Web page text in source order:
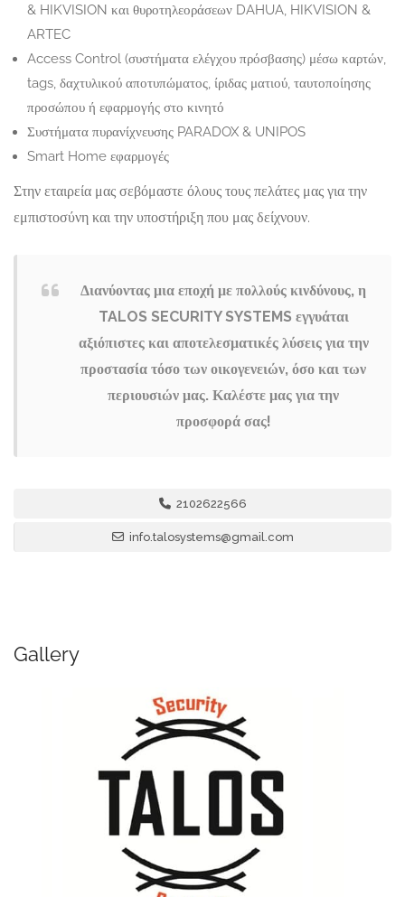
& HIKVISION και θυροτηλεοράσεων DAHUA, HIKVISION &
ARTEC
Access Control (συστήματα ελέγχου πρόσβασης) μέσω καρτών,
tags, δαχτυλικού αποτυπώματος, ίριδας ματιού, ταυτοποίησης
προσώπου ή εφαρμογής στο κινητό
Συστήματα πυρανίχνευσης PARADOX & UNIPOS
Smart Home εφαρμογές
Στην εταιρεία μας σεβόμαστε όλους τους πελάτες μας για την
εμπιστοσύνη και την υποστήριξη που μας δείχνουν.
Διανύοντας μια εποχή με πολλούς κινδύνους, η
TALOS SECURITY SYSTEMS εγγυάται
αξιόπιστες και αποτελεσματικές λύσεις για την
προστασία τόσο των οικογενειών, όσο και των
περιουσιών μας. Καλέστε μας για την
προσφορά σας!
2102622566
info.talosystems@gmail.com
Gallery